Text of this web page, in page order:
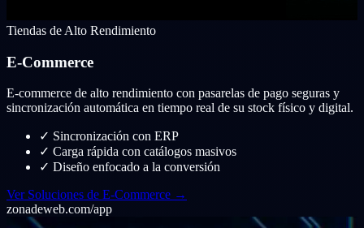
Tiendas de Alto Rendimiento
E-Commerce
E-commerce de alto rendimiento con pasarelas de pago seguras y
sincronización automática en tiempo real de su stock físico y digital.
✓ Sincronización con ERP
✓ Carga rápida con catálogos masivos
✓ Diseño enfocado a la conversión
Ver Soluciones de E-Commerce →
zonadeweb.com/app